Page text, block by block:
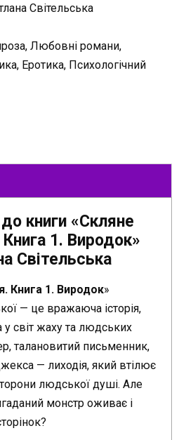
Світельська
Любовні романи,
Еротика, Психологічний
книги «Скляне
1. Виродок»
Світельська
Книга 1. Виродок»
— це вражаюча історія,
у світ жаху та людських
талановитий письменник,
— лиходія, який втілює
людської душі. Але
монстр оживає і